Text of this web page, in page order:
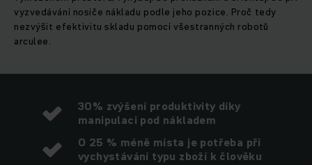
vyzvedávání nosiče nákladu podle jeho pozice. Proč tedy
nezvýšit efektivitu skladu pomocí všestranných robotů
arculee.
30% zvýšení produktivity díky
manipulaci pod nákladem
O 25 % méně místa je potřeba při
vychystávání typu zboží k člověku